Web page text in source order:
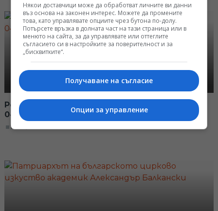
Режисьорът Димитър Коцев - Шошо -
04.02.2017
19:00, 04.02.2017
Някои доставчици може да обработват личните ви данни
въз основа на законен интерес. Можете да промените
това, като управлявате опциите чрез бутона по-долу.
Потърсете връзка в долната част на тази страница или в
менюто на сайта, за да управлявате или оттеглите
съгласието си в настройките за поверителност и за
„бисквитките“.
Получаване на съгласие
Опции за управление